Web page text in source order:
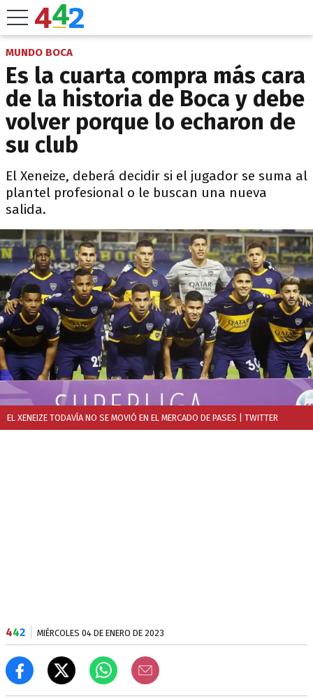
MUNDO BOCA
Es la cuarta compra más cara
de la historia de Boca y debe
volver porque lo echaron de
su club
El Xeneize, deberá decidir si el jugador se suma al
plantel profesional o le buscan una nueva
salida.
EL XENEIZE TODAVÍA NO SE MOVIÓ EN EL MERCADO DE PASES | TWITTER
442 MIÉRCOLES 04 DE ENERO DE 2023